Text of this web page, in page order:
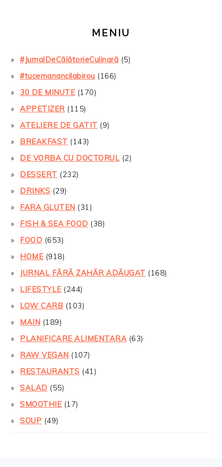
MENIU
#JurnalDeCălătorieCulinară (5)
#tucemanancilabirou (166)
30 DE MINUTE(170)
APPETIZER(115)
ATELIERE DE GATIT (9)
BREAKFAST (143)
DE VORBA CU DOCTORUL (2)
DESSERT (232)
DRINKS (29)
FARA GLUTEN (31)
FISH & SEA FOOD (38)
FOOD (653)
HOME(918)
JURNAL FĂRĂ ZAHĂR ADĂUGAT (168)
LIFESTYLE(244)
LOW CARB (103)
MAIN (189)
PLANIFICARE ALIMENTARA(63)
RAW VEGAN (107)
RESTAURANTS (41)
SALAD (55)
SMOOTHIE(17)
SOUP (49)